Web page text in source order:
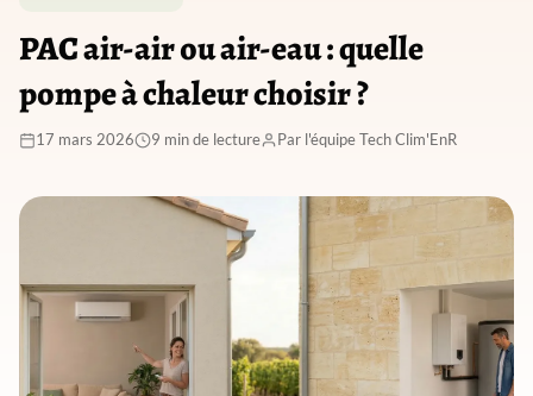
PAC air-air ou air-eau : quelle
pompe à chaleur choisir ?
17 mars 2026 9 min de lecture Par l'équipe Tech Clim'EnR